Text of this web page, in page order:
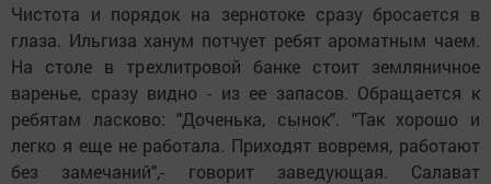
Чистота и порядок на зернотоке сразу бросается в
глаза. Ильгиза ханум потчует ребят ароматным чаем.
На столе в трехлитровой банке стоит земляничное
варенье, сразу видно - из ее запасов. Обращается к
ребятам ласково: "Доченька, сынок". "Так хорошо и
легко я еще не работала. Приходят вовремя, работают
без замечаний",- говорит заведующая. Салават